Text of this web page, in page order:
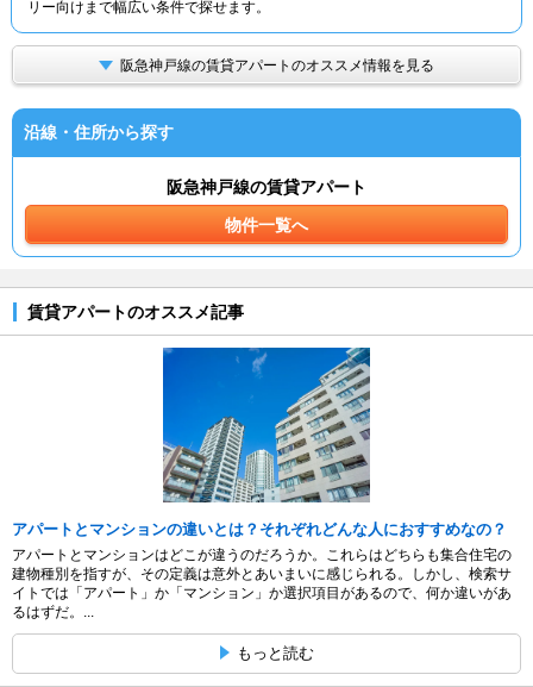
リー向けまで幅広い条件で探せます。
阪急神戸線の賃貸アパートのオススメ情報を見る
沿線・住所から探す
阪急神戸線の賃貸アパート
物件一覧へ
賃貸アパートのオススメ記事
アパートとマンションの違いとは？それぞれどんな人におすすめなの？
アパートとマンションはどこが違うのだろうか。これらはどちらも集合住宅の
建物種別を指すが、その定義は意外とあいまいに感じられる。しかし、検索サ
イトでは「アパート」か「マンション」か選択項目があるので、何か違いがあ
るはずだ。...
もっと読む